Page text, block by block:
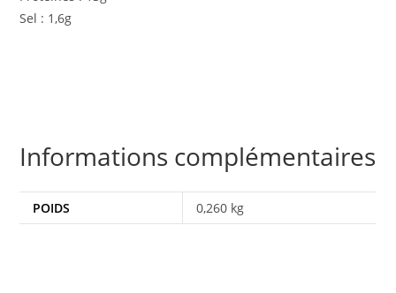
Sel : 1,6g
Informations complémentaires
POIDS 0,260 kg